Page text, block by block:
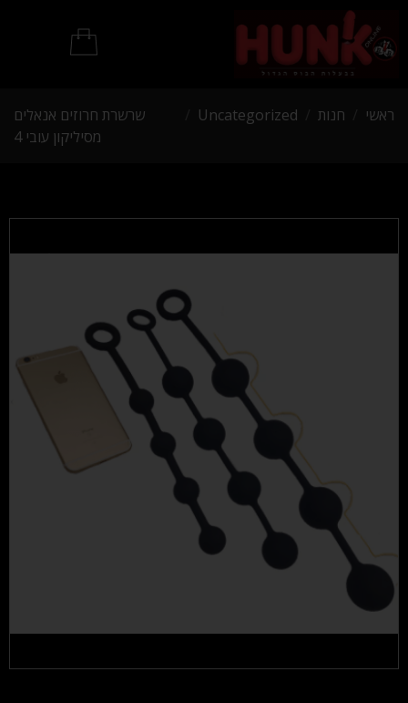
ראשי חנות Uncategorized
שרשרת חרוזים אנאלים
מסיליקון עובי 4